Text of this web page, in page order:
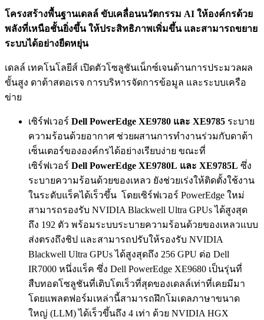
โครงสร้างพื้นฐานเดลล์ ขับเคลื่อนนวัตกรรม AI ให้องค์กรด้วย
พลังที่เหนือชั้นยิ่งขึ้น ให้ประสิทธิภาพเพิ่มขึ้น และสามารถขยาย
ระบบได้อย่างยืดหยุ่น
เดลล์ เทคโนโลยีส์ เปิดตัวโซลูชันเน็กซ์เจนด้านการประมวลผล
ขั้นสูง ดาต้าสตอเรจ การบริหารจัดการข้อมูล และระบบเครือ
ข่าย
เซิร์ฟเวอร์ Dell PowerEdge XE9780 และ XE9785 ระบาย
ความร้อนด้วยอากาศ ช่วยผสานการทำงานร่วมกับดาต้า
เซ็นเตอร์ขององค์กรได้อย่างเรียบง่าย ขณะที่
เซิร์ฟเวอร์ Dell PowerEdge XE9780L และ XE9785L ซึ่ง
ระบายความร้อนด้วยของเหลว ยังช่วยเร่งให้ติดตั้งใช้งาน
ในระดับแร็คได้เร็วขึ้น โดยเซิร์ฟเวอร์ PowerEdge ใหม่
สามารถรองรับ NVIDIA Blackwell Ultra GPUs ได้สูงสุด
ถึง 192 ตัว พร้อมระบบระบายความร้อนด้วยของเหลวแบบ
ส่งตรงถึงชิป และสามารถปรับให้รองรับ NVIDIA
Blackwell Ultra GPUs ได้สูงสุดถึง 256 GPU ต่อ Dell
IR7000 หนึ่งแร็ค ซึ่ง Dell PowerEdge XE9680 เป็นรุ่นที่
สืบทอดโซลูชันที่เติบโตเร็วที่สุดของเดลล์เท่าที่เคยมีมา
โดยแพลตฟอร์มเหล่านี้สามารถฝึกโมเดลภาษาขนาด
ใหญ่ (LLM) ได้เร็วขึ้นถึง 4 เท่า ด้วย NVIDIA HGX